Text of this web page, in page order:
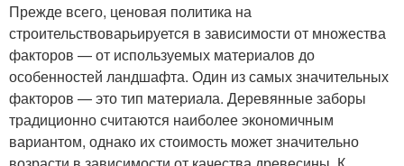
Прежде всего, ценовая политика на
строительствоварьируется в зависимости от множества
факторов — от используемых материалов до
особенностей ландшафта. Один из самых значительных
факторов — это тип материала. Деревянные заборы
традиционно считаются наиболее экономичным
вариантом, однако их стоимость может значительно